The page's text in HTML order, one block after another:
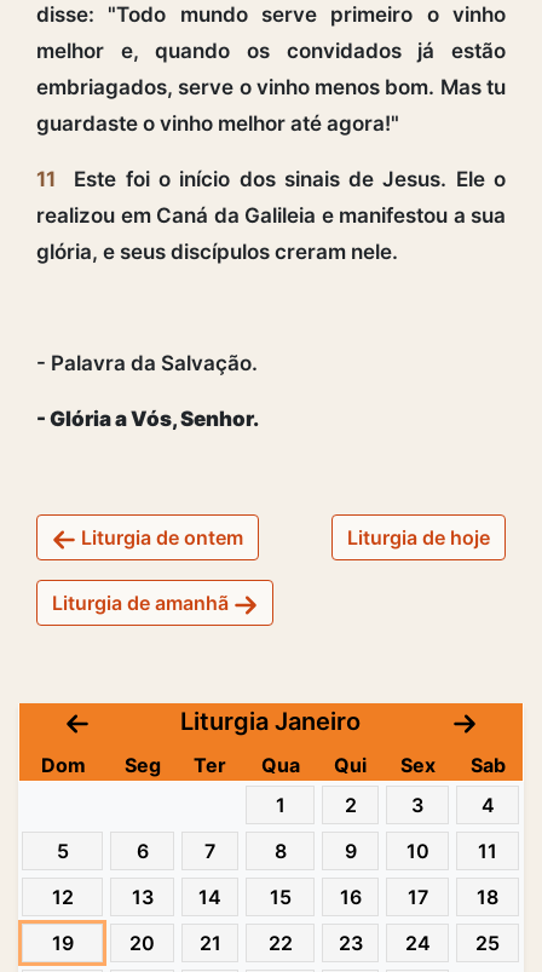
disse: "Todo mundo serve primeiro o vinho
melhor e, quando os convidados já estão
embriagados, serve o vinho menos bom. Mas tu
guardaste o vinho melhor até agora!"
11
Este foi o início dos sinais de Jesus. Ele o
realizou em Caná da Galileia e manifestou a sua
glória, e seus discípulos creram nele.
- Palavra da Salvação.
- Glória a Vós, Senhor.
Liturgia de ontem Liturgia de hoje
Liturgia de amanhã
Liturgia Janeiro
Dom Seg Ter Qua Qui Sex
Sab
1
2 3
4
5
6 7 8 9 10
11
12
13 14 15 16 17
18
19
20 21 22 23 24
25